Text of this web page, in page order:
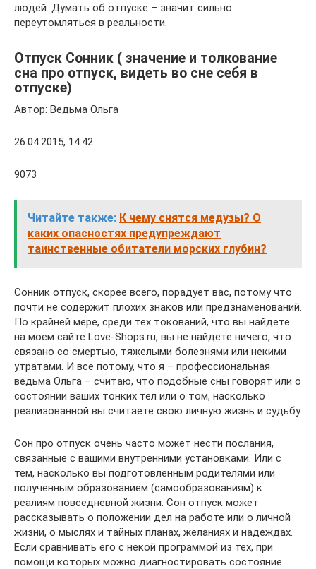
людей. Думать об отпуске – значит сильно
переутомляться в реальности.
Отпуск Сонник ( значение и толкование
сна про отпуск, видеть во сне себя в
отпуске)
Автор: Ведьма Ольга
26.04.2015, 14:42
9073
Читайте также: К чему снятся медузы? О
каких опасностях предупреждают
таинственные обитатели морских глубин?
Сонник отпуск, скорее всего, порадует вас, потому что
почти не содержит плохих знаков или предзнаменований.
По крайней мере, среди тех токований, что вы найдете
на моем сайте Love-Shops.ru, вы не найдете ничего, что
связано со смертью, тяжелыми болезнями или некими
утратами. И все потому, что я – профессиональная
ведьма Ольга – считаю, что подобные сны говорят или о
состоянии ваших тонких тел или о том, насколько
реализованной вы считаете свою личную жизнь и судьбу.
Сон про отпуск очень часто может нести послания,
связанные с вашими внутренними установками. Или с
тем, насколько вы подготовленным родителями или
полученным образованием (самообразованиям) к
реалиям повседневной жизни. Сон отпуск может
рассказывать о положении дел на работе или о личной
жизни, о мыслях и тайных планах, желаниях и надеждах.
Если сравнивать его с некой программой из тех, при
помощи которых можно диагностировать состояние